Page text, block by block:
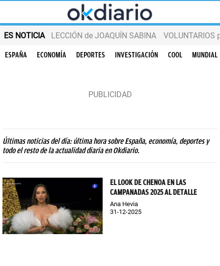
ES NOTICIA LECCIÓN de JOAQUÍN SABINA VOLUNTARIOS
ESPAÑA ECONOMÍA DEPORTES INVESTIGACIÓN COOL MUNDIAL
Últimas noticias del día: última hora sobre España, economía, deportes y
todo el resto de la actualidad diaria en Okdiario.
EL LOOK DE CHENOA EN LAS
CAMPANADAS 2025 AL DETALLE
Ana Hevia
31-12-2025